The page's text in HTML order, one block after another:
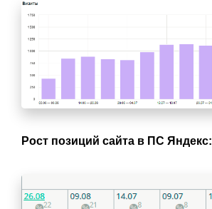
Рост позиций сайта в ПС Яндекс: